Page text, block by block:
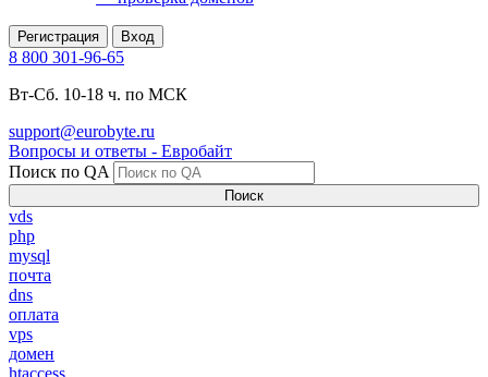
Регистрация Вход
8 800 301-96-65
Вт-Сб. 10-18 ч. по МСК
support@eurobyte.ru
Вопросы и ответы - Евробайт
Поиск по QA
Поиск
vds
php
mysql
почта
dns
оплата
vps
домен
htaccess